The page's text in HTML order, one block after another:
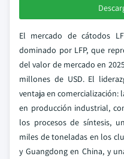
El mercado de cátodos
dominado por LFP, que
del valor de mercado en
millones de USD. El
ventaja en comercialización:
en producción industrial,
los procesos de síntesis,
miles de toneladas en los
y Guangdong en China, y